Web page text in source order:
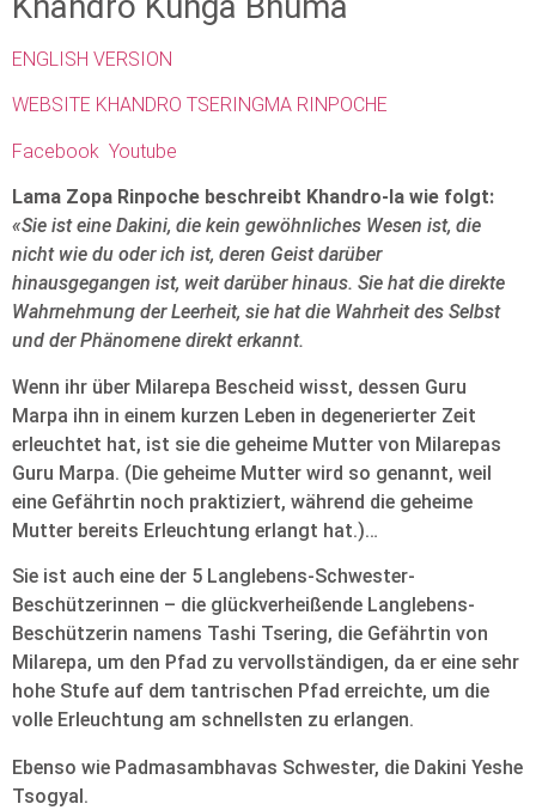
ENGLISH VERSION
WEBSITE KHANDRO TSERINGMA RINPOCHE
Facebook Youtube
Lama Zopa Rinpoche beschreibt Khandro-la wie folgt:
«Sie ist eine Dakini, die kein gewöhnliches Wesen ist, die
nicht wie du oder ich ist, deren Geist darüber
hinausgegangen ist, weit darüber hinaus. Sie hat die direkte
Wahrnehmung der Leerheit, sie hat die Wahrheit des Selbst
und der Phänomene direkt erkannt.
Wenn ihr über Milarepa Bescheid wisst, dessen Guru
Marpa ihn in einem kurzen Leben in degenerierter Zeit
erleuchtet hat, ist sie die geheime Mutter von Milarepas
Guru Marpa. (Die geheime Mutter wird so genannt, weil
eine Gefährtin noch praktiziert, während die geheime
Mutter bereits Erleuchtung erlangt hat.)…
Sie ist auch eine der 5 Langlebens-Schwester-
Beschützerinnen – die glückverheißende Langlebens-
Beschützerin namens Tashi Tsering, die Gefährtin von
Milarepa, um den Pfad zu vervollständigen, da er eine sehr
hohe Stufe auf dem tantrischen Pfad erreichte, um die
volle Erleuchtung am schnellsten zu erlangen.
Ebenso wie Padmasambhavas Schwester, die Dakini Yeshe
Tsogyal.